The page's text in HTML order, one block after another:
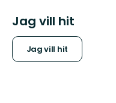
Jag vill hit
Jag vill hit